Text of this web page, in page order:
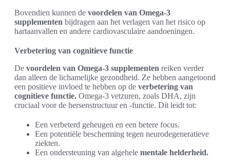
Bovendien kunnen de voordelen van Omega-3
supplementen bijdragen aan het verlagen van het risico op
hartaanvallen en andere cardiovasculaire aandoeningen.
Verbetering van cognitieve functie
De voordelen van Omega-3 supplementen reiken verder
dan alleen de lichamelijke gezondheid. Ze hebben aangetoond
een positieve invloed te hebben op de verbetering van
cognitieve functie. Omega-3 vetzuren, zoals DHA, zijn
cruciaal voor de hersenstructuur en -functie. Dit leidt tot:
Een verbeterd geheugen en een betere focus.
Een potentiële bescherming tegen neurodegeneratieve
ziekten.
Een ondersteuning van algehele mentale helderheid.